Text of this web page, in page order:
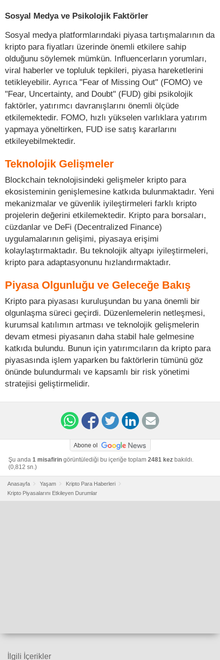
Sosyal Medya ve Psikolojik Faktörler
Sosyal medya platformlarındaki piyasa tartışmalarının da
kripto para fiyatları üzerinde önemli etkilere sahip
olduğunu söylemek mümkün. Influencerların yorumları,
viral haberler ve topluluk tepkileri, piyasa hareketlerini
tetikleyebilir. Ayrıca "Fear of Missing Out" (FOMO) ve
"Fear, Uncertainty, and Doubt" (FUD) gibi psikolojik
faktörler, yatırımcı davranışlarını önemli ölçüde
etkilemektedir. FOMO, hızlı yükselen varlıklara yatırım
yapmaya yöneltirken, FUD ise satış kararlarını
etkileyebilmektedir.
Teknolojik Gelişmeler
Blockchain teknolojisindeki gelişmeler kripto para
ekosisteminin genişlemesine katkıda bulunmaktadır. Yeni
mekanizmalar ve güvenlik iyileştirmeleri farklı kripto
projelerin değerini etkilemektedir. Kripto para borsaları,
cüzdanlar ve DeFi (Decentralized Finance)
uygulamalarının gelişimi, piyasaya erişimi
kolaylaştırmaktadır. Bu teknolojik altyapı iyileştirmeleri,
kripto para adaptasyonunu hızlandırmaktadır.
Piyasa Olgunluğu ve Geleceğe Bakış
Kripto para piyasası kuruluşundan bu yana önemli bir
olgunlaşma süreci geçirdi. Düzenlemelerin netleşmesi,
kurumsal katılımın artması ve teknolojik gelişmelerin
devam etmesi piyasanın daha stabil hale gelmesine
katkıda bulundu. Bunun için yatırımcıların da kripto para
piyasasında işlem yaparken bu faktörlerin tümünü göz
önünde bulundurmalı ve kapsamlı bir risk yönetimi
stratejisi geliştirmelidir.
Abone ol
Şu anda 1 misafirin görüntülediği bu içeriğe toplam 2481 kez bakıldı.
(0,812 sn.)
Anasayfa Yaşam
Kripto Para Haberleri
Kripto Piyasalarını Etkileyen Durumlar
İlgili İçerikler